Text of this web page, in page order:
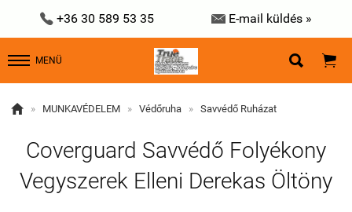
 +36 30 589 53 35  E-mail küldés »
MENÜ  
 » MUNKAVÉDELEM » Védőruha » Savvédő Ruházat
Coverguard Savvédő Folyékony
Vegyszerek Elleni Derekas Öltöny